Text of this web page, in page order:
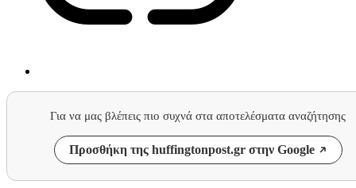
Για να μας βλέπεις πιο συχνά στα αποτελέσματα αναζήτησης
Προσθήκη της huffingtonpost.gr στην Google